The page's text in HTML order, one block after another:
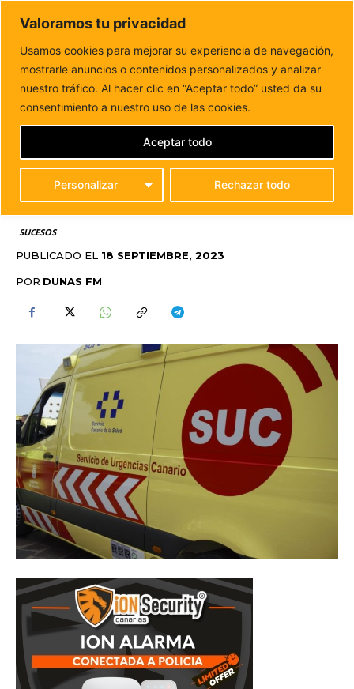
Valoramos tu privacidad
Usamos cookies para mejorar su experiencia de navegación,
mostrarle anuncios o contenidos personalizados y analizar
nuestro tráfico. Al hacer clic en “Aceptar todo” usted da su
consentimiento a nuestro uso de las cookies.
Personalizar Rechazar todo
Aceptar todo
DUNAS FM
Tu informacion de forma cercana
Inicio SUCESOS
Dos menores heridas tras un atropello
con una moto en Puerto del...
DOS MENORES HERIDAS
TRAS UN ATROPELLO
CON UNA MOTO EN
PUERTO DEL ROSARIO
SUCESOS
PUBLICADO EL 18 SEPTIEMBRE, 2023
POR DUNAS FM